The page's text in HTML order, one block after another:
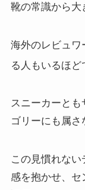
靴の常識から大
海外のレビュワ
る人もいるほど
スニーカーと
ゴリーにも属さ
この見慣れな
感を抱かせ、